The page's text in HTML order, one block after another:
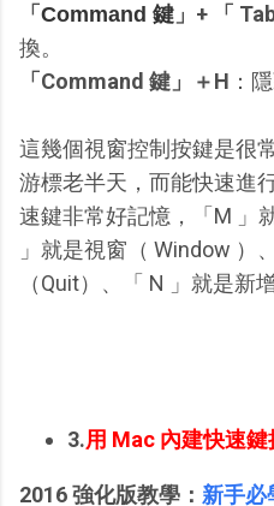
「 Command 鍵 」+ 「 Tab
換。
「Command 鍵」＋H ：
這幾個視窗控制按鍵是很
游標老半天，而能快速進
速鍵非常好記憶，「M 」
」就是視窗（ Window ）
（Quit）、「 N 」就是新
3.用 Mac 內建快速鍵
2016 強化版教學： 新手必